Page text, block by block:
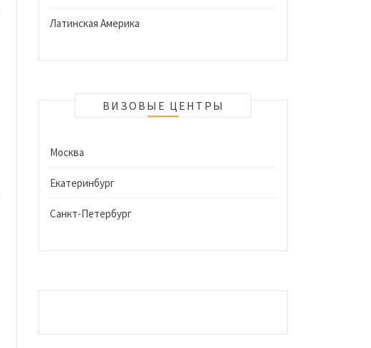
Латинская Америка
ВИЗОВЫЕ ЦЕНТРЫ
Москва
Екатеринбург
Санкт-Петербург